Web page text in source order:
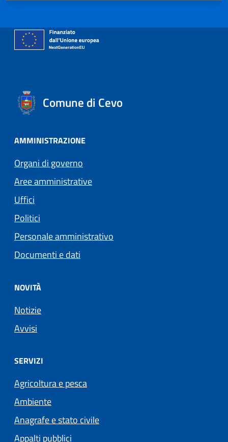
Comune di Cevo
AMMINISTRAZIONE
Organi di governo
Aree amministrative
Uffici
Politici
Personale amministrativo
Documenti e dati
NOVITÀ
Notizie
Avvisi
SERVIZI
Agricoltura e pesca
Ambiente
Anagrafe e stato civile
Appalti pubblici